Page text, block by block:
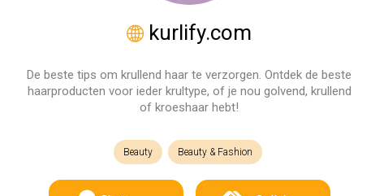
kurlify.com
De beste tips om krullend haar te verzorgen. Ontdek de beste
haarproducten voor ieder krultype, of je nou golvend, krullend
of kroeshaar hebt!
Beauty Beauty & Fashion